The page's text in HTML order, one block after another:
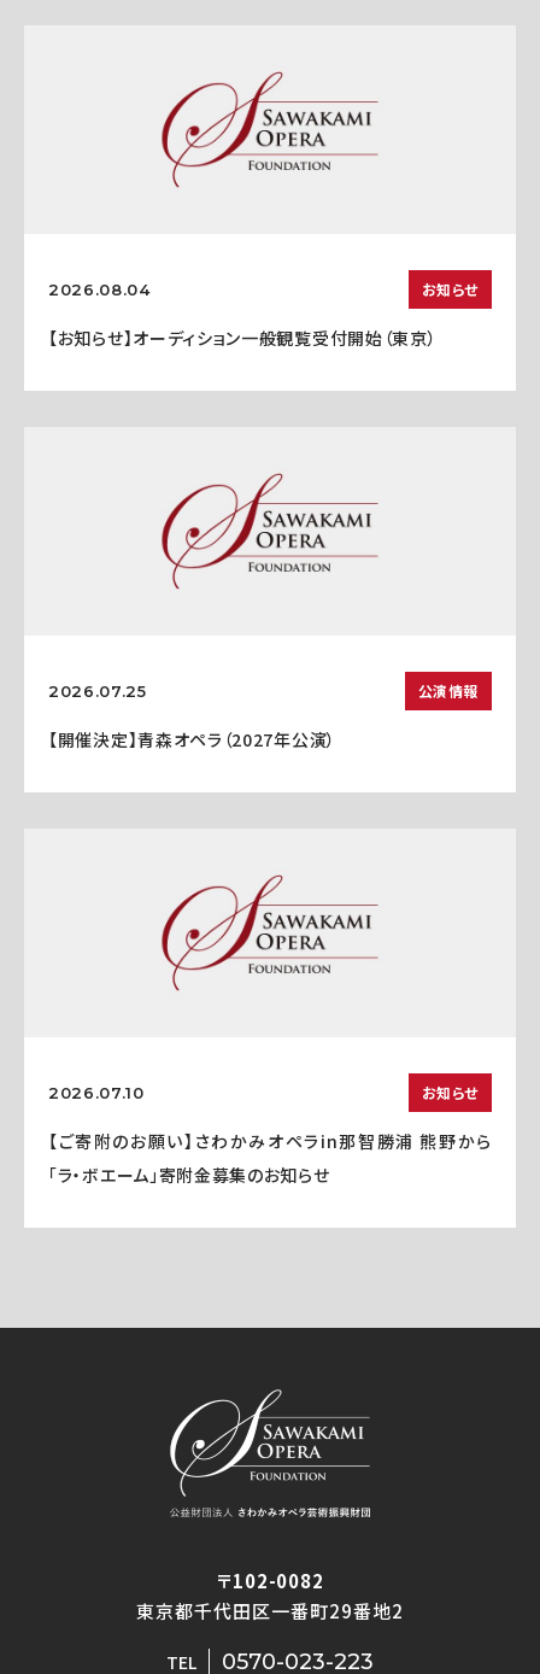
2026.08.04 お知らせ
【お知らせ】オーディション一般観覧受付開始（東京）
2026.07.25 公演情報
【開催決定】青森オペラ（2027年公演）
2026.07.10 お知らせ
【ご寄附のお願い】さわかみオペラin那智勝浦 熊野から
「ラ・ボエーム」寄附金募集のお知らせ
〒102-0082
東京都千代田区一番町29番地2
TEL 0570-023-223